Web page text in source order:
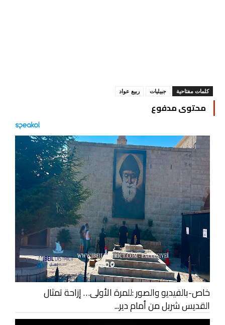
كلمات مفتاحية جبيليات ربيع عواد
محتوى مدفوع
خاص-بالفيديو والصور :للمرة الأولى… إزاحة تمثال
القديس شربل من أمام دير...